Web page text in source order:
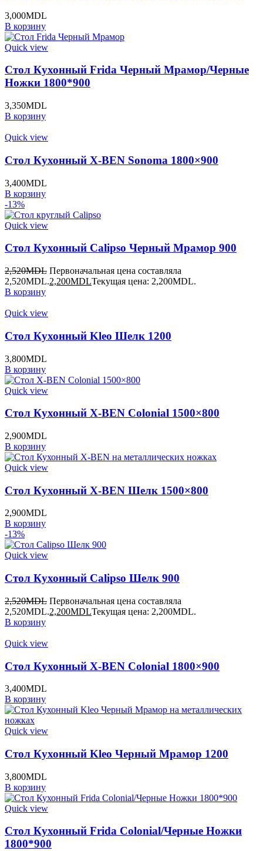
3,000MDL
В корзину
Quick view
Стол Кухонный Frida Черный Мрамор/Черные
Ножки 1800*900
3,350MDL
В корзину
Quick view
Стол Кухонный X-BEN Sonoma 1800×900
3,400MDL
В корзину
-13%
Quick view
Стол Кухонный Calipso Черный Мрамор 900
2,520MDL Первоначальная цена составляла
2,520MDL.2,200MDLТекущая цена: 2,200MDL.
В корзину
Quick view
Стол Кухонный Kleo Шелк 1200
3,800MDL
В корзину
Quick view
Стол Кухонный X-BEN Colonial 1500×800
2,900MDL
В корзину
Quick view
Стол Кухонный X-BEN Шелк 1500×800
2,900MDL
В корзину
-13%
Quick view
Стол Кухонный Calipso Шелк 900
2,520MDL Первоначальная цена составляла
2,520MDL.2,200MDLТекущая цена: 2,200MDL.
В корзину
Quick view
Стол Кухонный X-BEN Colonial 1800×900
3,400MDL
В корзину
Quick view
Стол Кухонный Kleo Черный Мрамор 1200
3,800MDL
В корзину
Quick view
Стол Кухонный Frida Colonial/Черные Ножки
1800*900